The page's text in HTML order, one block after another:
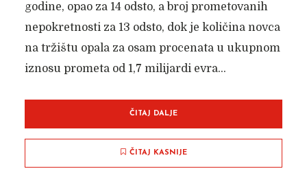
godine, opao za 14 odsto, a broj prometovanih
nepokretnosti za 13 odsto, dok je količina novca
na tržištu opala za osam procenata u ukupnom
iznosu prometa od 1,7 milijardi evra...
ČITAJ DALJE
ČITAJ KASNIJE